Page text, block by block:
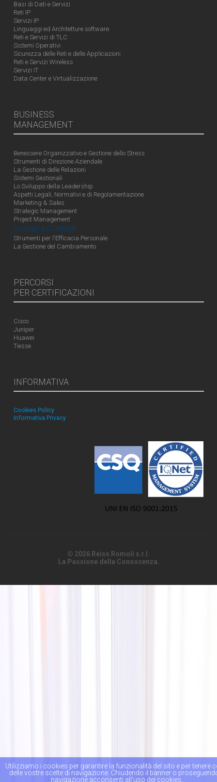
Basi di Dati e Servizi
Reti IP
Servizi IP
Linguaggi ed Architetture software
Reti e Servizi di TLC
Sistemi Operativi
Sicurezza delle Reti e delle Applicazioni
Reti e Servizi Wireless
Servizi IT
Data Center e Virtualizzazione
BUSINESS
MANAGEMENT
Benessere Organizzativo e Gestione dello Stress
Strumenti di Direzione Aziendale
La Gestione delle Relazioni
Sistemi Gestionali
Lo Sviluppo della Leadership
Aspetti Legali, Normativi e di Regolamentazione
Marketing & Sales
Strategic Management
Project Management
Scenari e Contesti
Strumenti per l'Efficacia Personale
La Gestione del Cambiamento
PERCORSI
PER CERTIFICAZIONI
Cisco
Juniper
Huawei
Tiesse
INFORMATIVA
Cookies Policy
Informativa Privacy
© 2026 Reiss Romoli s.r.l.
La Passione della Conoscenza.
Utilizziamo i cookies per garantire la funzionalità del sito e per tenere
delle vostre scelte di navigazione. Chiudendo il banner o
navigazione acconsenti all'uso dei cookies..